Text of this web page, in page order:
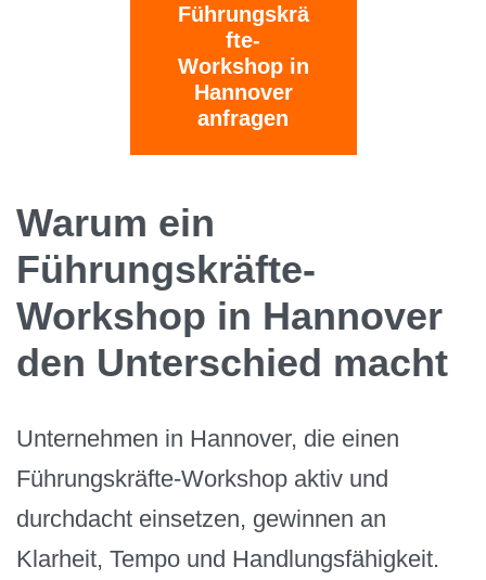
Führungskrä
fte-
Workshop in
Hannover
anfragen
Warum ein
Führungskräfte-
Workshop in Hannover
den Unterschied macht
Unternehmen in Hannover, die einen
Führungskräfte-Workshop aktiv und
durchdacht einsetzen, gewinnen an
Klarheit, Tempo und Handlungsfähigkeit.